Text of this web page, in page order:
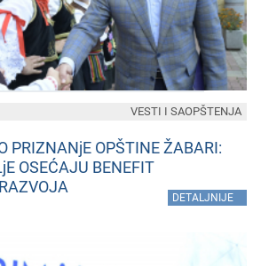
PRIZNANjE OPŠTINE ŽABARI:
OSEĆAJU BENEFIT
DETALJNIJE
VESTI I SAOPŠTENJA